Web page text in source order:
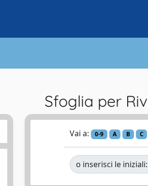
Sfoglia per
Vai a: 0-9 A B C
o inserisci le iniziali: